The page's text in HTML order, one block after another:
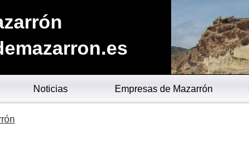
Noticias Empresas de Mazarrón